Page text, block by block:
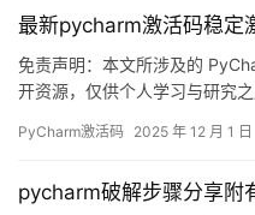
是Windo…
最新pycharm激活码稳定
免责声明：本文所涉及的
开资源，仅供个人学习与研究
激活到 2099 年的截图镇楼，
折腾？直接入手官方正版…
PyCharm激活码 2025 年 12 月 1 日
pycharm破解步骤分享附